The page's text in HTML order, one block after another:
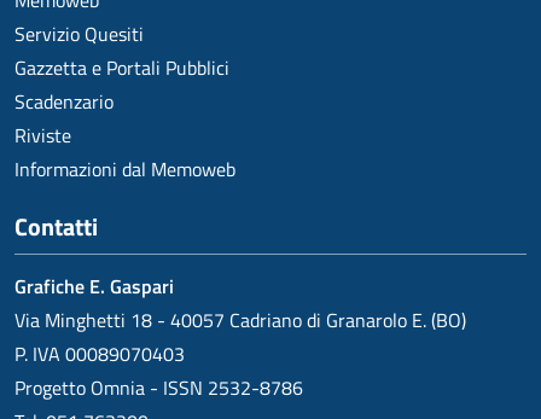
Servizio Quesiti
Gazzetta e Portali Pubblici
Scadenzario
Riviste
Informazioni dal Memoweb
Contatti
Grafiche E. Gaspari
Via Minghetti 18 - 40057 Cadriano di Granarolo E. (BO)
P. IVA 00089070403
Progetto Omnia - ISSN 2532-8786